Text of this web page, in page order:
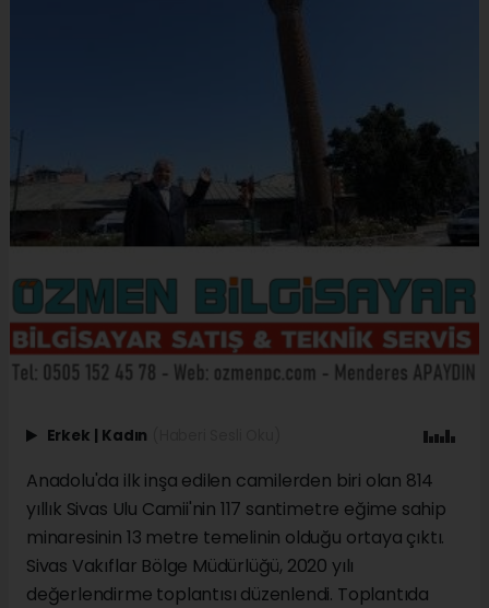
Erkek | Kadın
Anadolu'da ilk inşa edilen camilerden biri olan 814
yıllık Sivas Ulu Camii'nin 117 santimetre eğime sahip
minaresinin 13 metre temelinin olduğu ortaya çıktı.
Sivas Vakıflar Bölge Müdürlüğü, 2020 yılı
değerlendirme toplantısı düzenlendi. Toplantıda